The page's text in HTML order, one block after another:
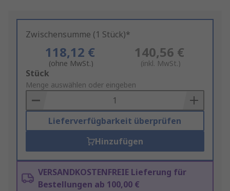
Zwischensumme (1 Stück)*
118,12 €
(ohne MwSt.)
140,56 €
(inkl. MwSt.)
Add
to
Basket
Stück
Menge auswählen oder eingeben
Lieferverfügbarkeit überprüfen
Hinzufügen
VERSANDKOSTENFREIE Lieferung für
Bestellungen ab 100,00 €